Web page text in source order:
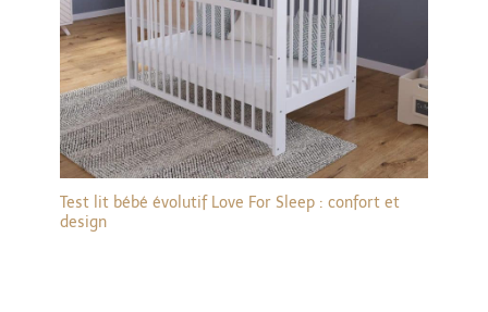
Test lit bébé évolutif Love For Sleep : confort et
design